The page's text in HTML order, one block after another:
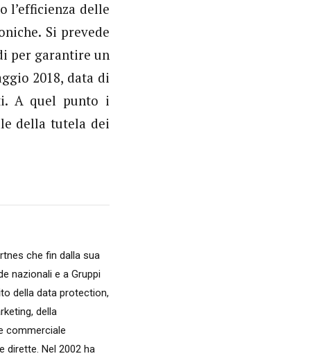
l’efficienza delle
Si prevede
per garantire un
2018, data di
A quel punto i
della tutela dei
che fin dalla sua
nazionali e a Gruppi
della data protection,
della
commerciale
dirette. Nel 2002 ha